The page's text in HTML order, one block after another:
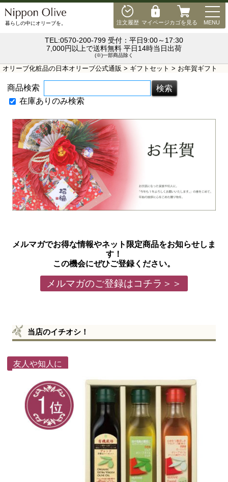
注文履歴 マイページカゴを見る MENU
暮らしの中にオリーブを。
TEL:0570-200-799 受付：平日9:00～17:30
7,000円以上で送料無料 平日14時当日出荷
(※)一部商品除く
オリーブ化粧品の日本オリーブ公式通販 > ギフトセット > お年賀ギフト
商品検索
在庫ありのみ検索
メルマガでお得な情報やネット限定商品をお知らせしま
す！
この機会にぜひご登録ください。
メルマガのご登録はコチラ＞＞
当店のイチオシ！
友人や知人に